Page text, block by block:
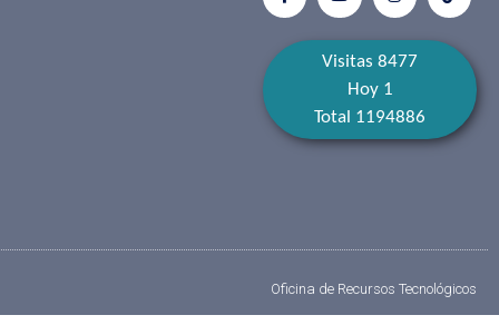
Visitas 8477
Hoy 1
Total 1194886
Oficina de Recursos Tecnológicos​